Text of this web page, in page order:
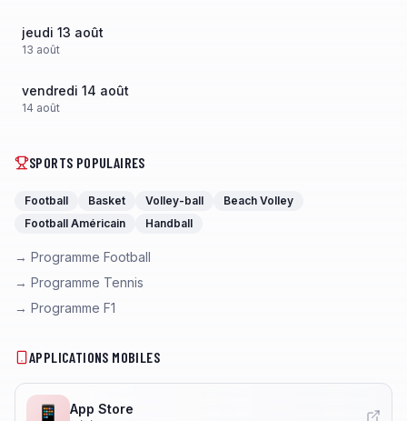
jeudi 13 août
13 août
vendredi 14 août
14 août
SPORTS POPULAIRES
Football Basket Volley-ball
Beach Volley
Football Américain
Handball
→ Programme Football
→ Programme Tennis
→ Programme F1
APPLICATIONS MOBILES
App Store